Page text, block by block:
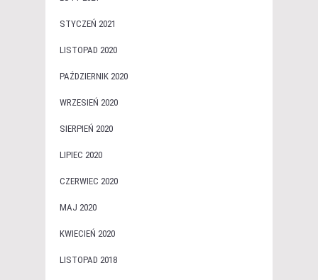
STYCZEŃ 2021
LISTOPAD 2020
PAŹDZIERNIK 2020
WRZESIEŃ 2020
SIERPIEŃ 2020
LIPIEC 2020
CZERWIEC 2020
MAJ 2020
KWIECIEŃ 2020
LISTOPAD 2018